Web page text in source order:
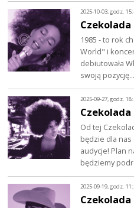
2025-10-03, godz.
Czekolada
1985 - to rok
World" i
debiutowała
swoją pozycję…
2025-09-27, godz.
Czekolada
Od tej
będzie dla nas
audycje! Plan
będziemy
2025-09-19, godz.
Czekolada